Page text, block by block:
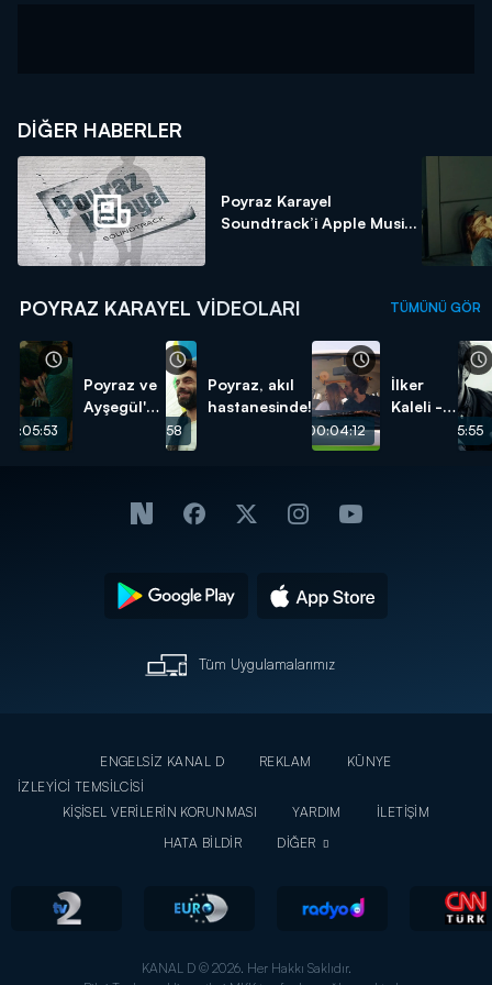
DIĞER HABERLER
Poyraz Karayel
Soundtrack’i Apple Musi...
POYRAZ KARAYEL VIDEOLARI TÜMÜNÜ GÖR
00:05:53
Poyraz ve
Ayşegül'ün
00:05:58
Poyraz, akıl
hastanesinde!
00:04:12
İlker
Kaleli -
00:05:55
Tüm Uygulamalarımız
ENGELSİZ KANAL D REKLAM
KÜNYE
İZLEYİCİ TEMSİLCİSİ
KİŞİSEL VERİLERİN KORUNMASI
YARDIM
İLETİŞİM
HATA BİLDİR
DİĞER
KANAL D © 2026. Her Hakkı Saklıdır.